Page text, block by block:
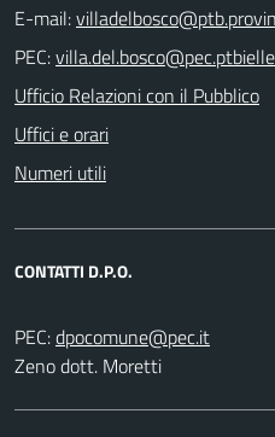
E-mail:
PEC:
Ufficio Relazioni con il Pubblico
Uffici e orari
Numeri utili
CONTATTI D.P.O.
PEC:
Zeno dott. Moretti